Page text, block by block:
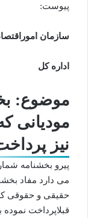
پیوست:
سازمان
اداره کل
موضوع:
مودیانی
نیز
می دارد مفاد
حقیقی و حقوقی
قبلا‌پرداخت